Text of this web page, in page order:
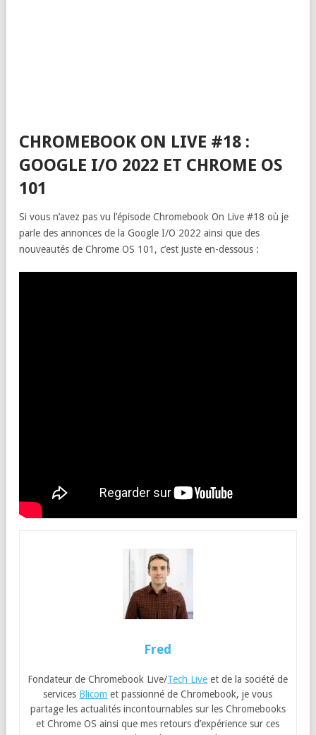
CHROMEBOOK ON LIVE #18 :
GOOGLE I/O 2022 ET CHROME OS
101
Si vous n’avez pas vu l’épisode Chromebook On Live #18 où je
parle des annonces de la Google I/O 2022 ainsi que des
nouveautés de Chrome OS 101, c’est juste en-dessous :
Fred
Fondateur de Chromebook Live/Tech Live et de la société de
services Blicom et passionné de Chromebook, je vous
partage les actualités incontournables sur les Chromebooks
et Chrome OS ainsi que mes retours d’expérience sur ces